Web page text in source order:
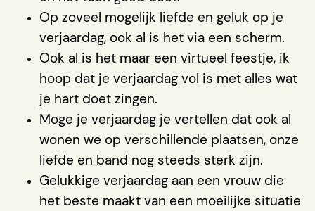
Op zoveel mogelijk liefde en geluk op je
verjaardag, ook al is het via een scherm.
Ook al is het maar een virtueel feestje, ik
hoop dat je verjaardag vol is met alles wat
je hart doet zingen.
Moge je verjaardag je vertellen dat ook al
wonen we op verschillende plaatsen, onze
liefde en band nog steeds sterk zijn.
Gelukkige verjaardag aan een vrouw die
het beste maakt van een moeilijke situatie